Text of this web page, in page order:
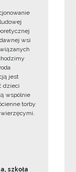
wsi
jest
dzieci
wspólnie
torby
szkoła